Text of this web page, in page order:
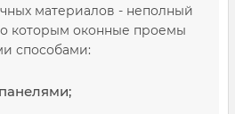
материалов - неполный
которым оконные проемы
способами: